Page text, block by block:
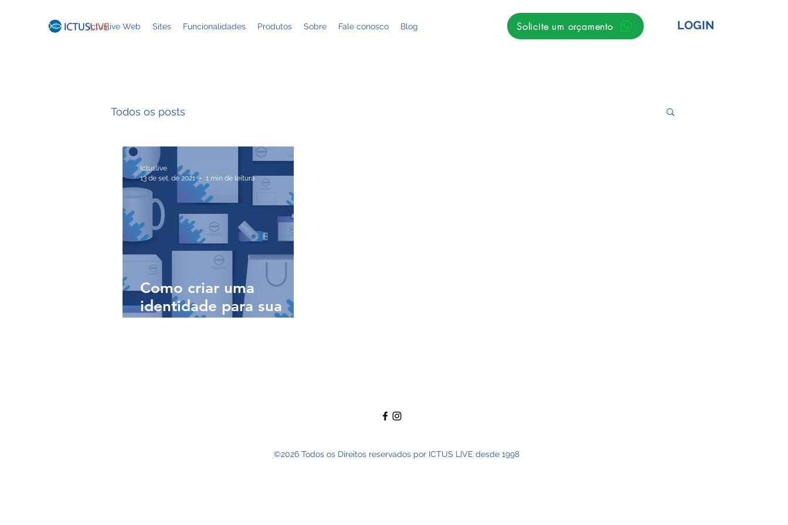
Ictuslive Web Sites Funcionalidades Produtos Sobre Fale conosco Blog Solicite um orçamento LOGIN
Todos os posts
Como criar uma
identidade para sua
Ictuslive
13 de set. de 2021
1 min de leitura
©2026 Todos os Direitos reservados por ICTUS LIVE desde 1998